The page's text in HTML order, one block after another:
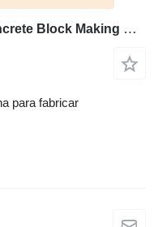
Conmach BlockKing-09MS Concrete Block Making Machine - 4.000 units/shift
para fabricar